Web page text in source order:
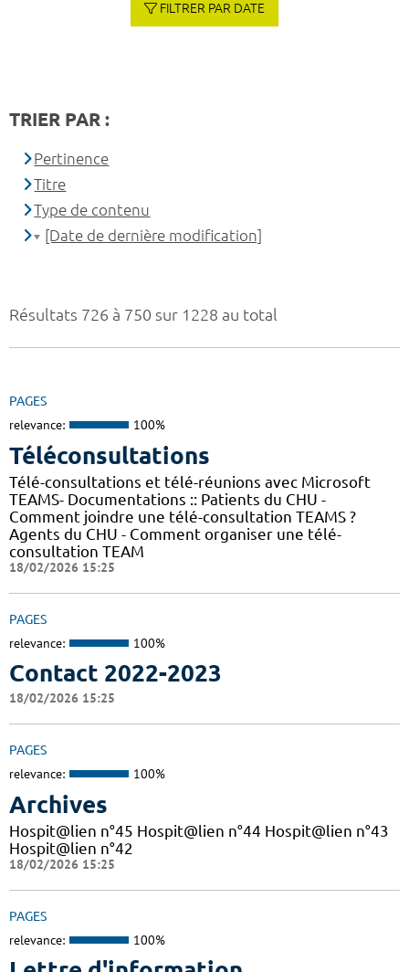
Résultats 726 à 750 sur 1228 au total
PAGES
relevance: 100%
Téléconsultations
Télé-consultations et télé-réunions avec Microsoft
TEAMS- Documentations :: Patients du CHU -
Comment joindre une télé-consultation TEAMS ?
Agents du CHU - Comment organiser une télé-
consultation TEAM
18/02/2026 15:25
PAGES
relevance: 100%
Contact 2022-2023
18/02/2026 15:25
PAGES
relevance: 100%
Archives
Hospit@lien n°45 Hospit@lien n°44 Hospit@lien n°43
Hospit@lien n°42
18/02/2026 15:25
PAGES
relevance: 100%
FILTRER PAR DATE
TRIER PAR :
Pertinence
Titre
Type de contenu
[Date de dernière modification]